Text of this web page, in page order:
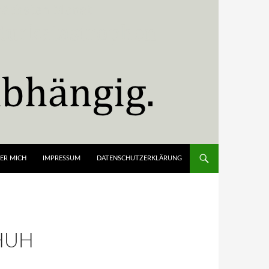
MICH IMPRESSUM DATENSCHUTZERKLÄRUNG